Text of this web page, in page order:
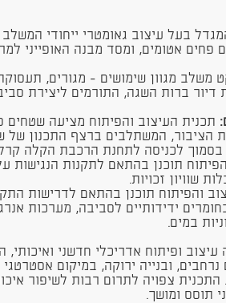
בעל עיצוב גאומטרי ייחודי המשלב
פחים אטומים, ומסד מבנה האופייני
משלב מגוון שימושים - מגורים,
דיור ברות השגה, התורמים ליצירת
תכנית העיצוב והפיתוח מציעה שטחים
הציבור, המשתלבים ברצף התכנון של
בסמוך לכניסה לתחנת הרכבת הקלה
תוכנן בהתאם לתקנות הנגישות
שוויון זכויות.
והפיתוח תוכנן בהתאם לדרישות
ידידותיים לסביבה, מערכות
במים.
ופיתוח אדריכלי חדשני ואיכותי,
נרחבים, ובנייה ירוקה, במיקום
צפויה לתרום רבות לשיפור
תוסס ומושך.